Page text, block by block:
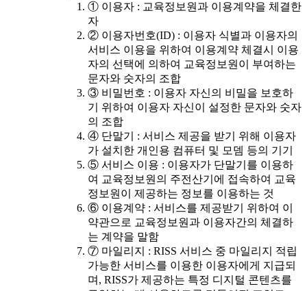
① 이용자 : 교육정보원과 이용계약을 체결한
자
② 이용자번호(ID) : 이용자 식별과 이용자의
서비스 이용을 위하여 이용계약 체결시 이용
자의 선택에 의하여 교육정보원이 부여하는
문자와 숫자의 조합
③ 비밀번호 : 이용자 자신의 비밀을 보호하
기 위하여 이용자 자신이 설정한 문자와 숫자
의 조합
④ 단말기 : 서비스 제공을 받기 위해 이용자
가 설치한 개인용 컴퓨터 및 모뎀 등의 기기
⑤ 서비스 이용 : 이용자가 단말기를 이용하
여 교육정보원의 주전산기에 접속하여 교육
정보원이 제공하는 정보를 이용하는 것
⑥ 이용계약 : 서비스를 제공받기 위하여 이
약관으로 교육정보원과 이용자간의 체결하
는 계약을 말함
⑦ 마일리지 : RISS 서비스 중 마일리지 적립
가능한 서비스를 이용한 이용자에게 지급되
며, RISS가 제공하는 특정 디지털 콘텐츠를